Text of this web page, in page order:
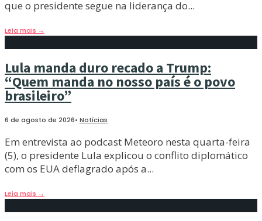
que o presidente segue na liderança do...
Leia mais →
Lula manda duro recado a Trump:
“Quem manda no nosso país é o povo
brasileiro”
6 de agosto de 2026• Notícias
Em entrevista ao podcast Meteoro nesta quarta-feira
(5), o presidente Lula explicou o conflito diplomático
com os EUA deflagrado após a...
Leia mais →